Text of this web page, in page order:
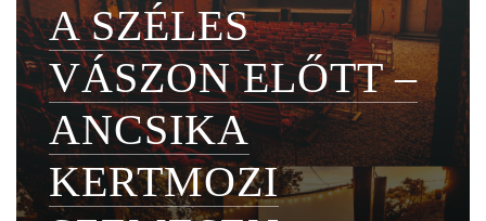
A SZÉLES
VÁSZON ELŐTT –
ANCSIKA
KERTMOZI